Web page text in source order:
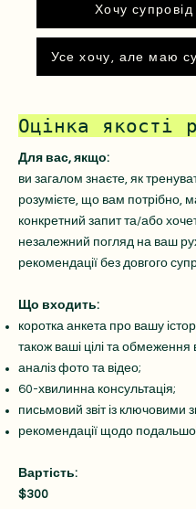
Хочу супровід
Усе хочу, але маю
Оцінка якості
Для вас, якщо:
ви загалом знаєте, як
розумієте, що вам потрібно,
конкретний запит та/або
незалежний погляд на ваш рух
рекомендації без довгого
Що входить:
коротка анкета про вашу
також ваші цілі та обмеження
аналіз фото та відео;
60-хвилинна консультація;
письмовий звіт із ключовими
рекомендації щодо
Вартість:
$300